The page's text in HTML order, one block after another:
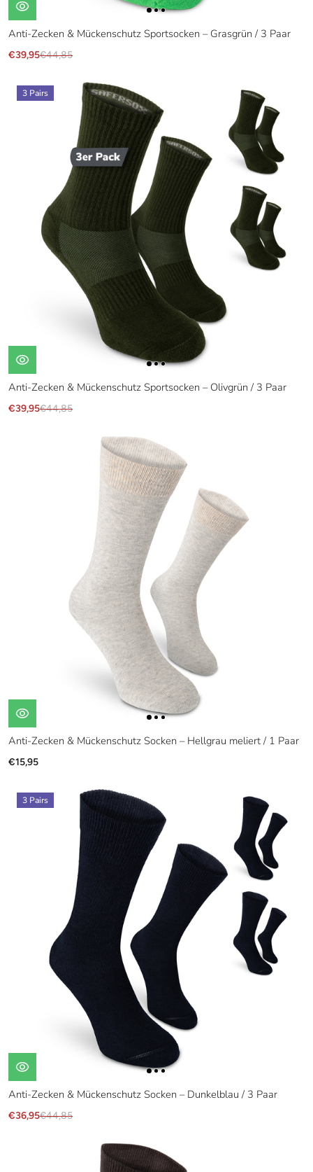
Anti-Zecken & Mückenschutz Sportsocken – Grasgrün / 3 Paar
€39,95€44,85
3 Pairs
Anti-Zecken & Mückenschutz Sportsocken – Olivgrün / 3 Paar
€39,95€44,85
Anti-Zecken & Mückenschutz Socken – Hellgrau meliert / 1 Paar
€15,95
3 Pairs
Anti-Zecken & Mückenschutz Socken – Dunkelblau / 3 Paar
€36,95€44,85